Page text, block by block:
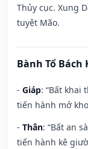
Thủy cục. Xung
tuyệt Mão.
Bành Tổ Bách
- Giáp: “Bất khai
tiến hành mở
- Thân: “Bất an
tiến hành kê